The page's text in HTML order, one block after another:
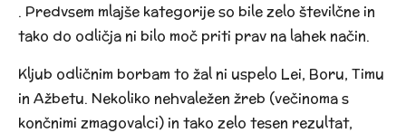
. Predvsem mlajše kategorije so bile zelo številčne in
tako do odličja ni bilo moč priti prav na lahek način.
Kljub odličnim borbam to žal ni uspelo Lei, Boru, Timu
in Ažbetu. Nekoliko nehvaležen žreb (večinoma s
končnimi zmagovalci) in tako zelo tesen rezultat,